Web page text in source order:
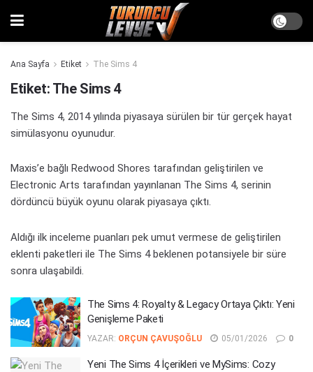
Ana Sayfa Etiket The Sims 4
Etiket: The Sims 4
The Sims 4, 2014 yılında piyasaya sürülen bir tür gerçek hayat
simülasyonu oyunudur.
Maxis’e bağlı Redwood Shores tarafından geliştirilen ve
Electronic Arts tarafından yayınlanan The Sims 4, serinin
dördüncü büyük oyunu olarak piyasaya çıktı.
Aldığı ilk inceleme puanları pek umut vermese de geliştirilen
eklenti paketleri ile The Sims 4 beklenen potansiyele bir süre
sonra ulaşabildi.
The Sims 4: Royalty & Legacy Ortaya Çıktı: Yeni
Genişleme Paketi
YAZAR: ORÇUN ÇAVUŞOĞLU 05/01/2026 0
Yeni The Sims 4 İçerikleri ve MySims: Cozy